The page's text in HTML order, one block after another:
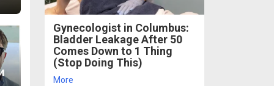
Gynecologist in Columbus:
Bladder Leakage After 50
Comes Down to 1 Thing
(Stop Doing This)
More